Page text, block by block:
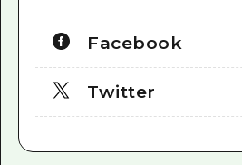
Facebook
Twitter